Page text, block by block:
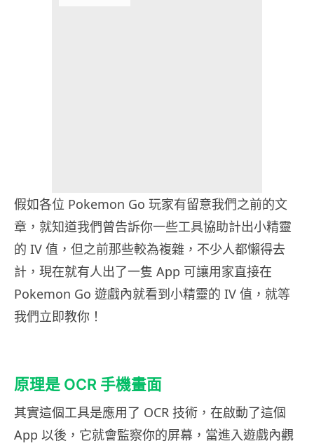
假如各位 Pokemon Go 玩家有留意我們之前的文
章，就知道我們曾告訴你一些工具協助計出小精靈
的 IV 值，但之前那些較為複雜，不少人都懶得去
計，現在就有人出了一隻 App 可讓用家直接在
Pokemon Go 遊戲內就看到小精靈的 IV 值，就等
我們立即教你！
原理是 OCR 手機畫面
其實這個工具是應用了 OCR 技術，在啟動了這個
App 以後，它就會監察你的屏幕，當進入遊戲內觀